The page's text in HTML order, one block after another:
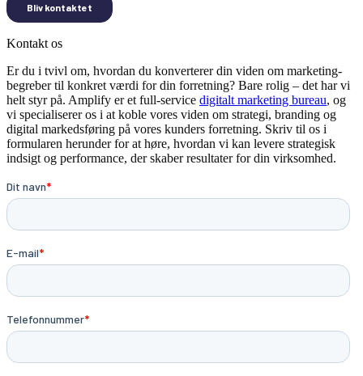
Kontakt os
Er du i tvivl om, hvordan du konverterer din viden om marketing-
begreber til konkret værdi for din forretning? Bare rolig – det har vi
helt styr på. Amplify er et full-service digitalt marketing bureau, og
vi specialiserer os i at koble vores viden om strategi, branding og
digital markedsføring på vores kunders forretning. Skriv til os i
formularen herunder for at høre, hvordan vi kan levere strategisk
indsigt og performance, der skaber resultater for din virksomhed.